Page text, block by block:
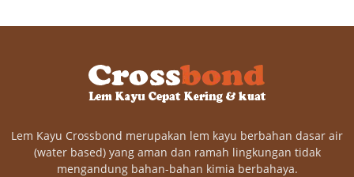
Lem Kayu Crossbond merupakan lem kayu berbahan dasar air
(water based) yang aman dan ramah lingkungan tidak
mengandung bahan-bahan kimia berbahaya.